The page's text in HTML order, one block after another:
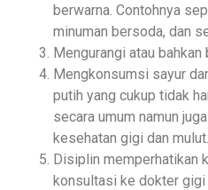
berwarna. Contohnya
minuman bersoda, dan
Mengurangi atau
Mengkonsumsi sayur
putih yang cukup tidak
secara umum namun
kesehatan gigi dan mulut.
Disiplin memperhatikan
konsultasi ke dokter